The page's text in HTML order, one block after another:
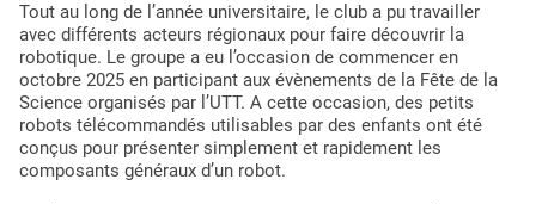
Tout au long de l’année universitaire, le club a pu travailler
avec différents acteurs régionaux pour faire découvrir la
robotique. Le groupe a eu l’occasion de commencer en
octobre 2025 en participant aux évènements de la Fête de la
Science organisés par l’UTT. A cette occasion, des petits
robots télécommandés utilisables par des enfants ont été
conçus pour présenter simplement et rapidement les
composants généraux d’un robot.